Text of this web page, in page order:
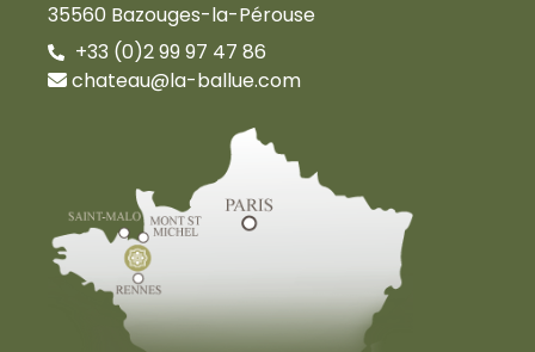
35560 Bazouges-la-Pérouse
+33 (0)2 99 97 47 86
chateau@la-ballue.com